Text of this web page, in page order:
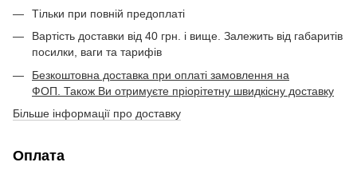
Тільки при повній предоплаті
Вартість доставки від 40 грн. і вище. Залежить від габаритів
посилки, ваги та тарифів
Безкоштовна доставка при оплаті замовлення на
ФОП. Також Ви отримуєте пріорітетну швидкісну доставку
Більше інформації про доставку
Оплата